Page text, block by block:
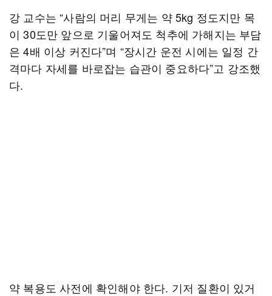
강 교수는 “사람의 머리 무게는 약 5kg 정도지만 목
이 30도만 앞으로 기울어져도 척추에 가해지는 부담
은 4배 이상 커진다”며 “장시간 운전 시에는 일정 간
격마다 자세를 바로잡는 습관이 중요하다”고 강조했
다.
약 복용도 사전에 확인해야 한다. 기저 질환이 있거